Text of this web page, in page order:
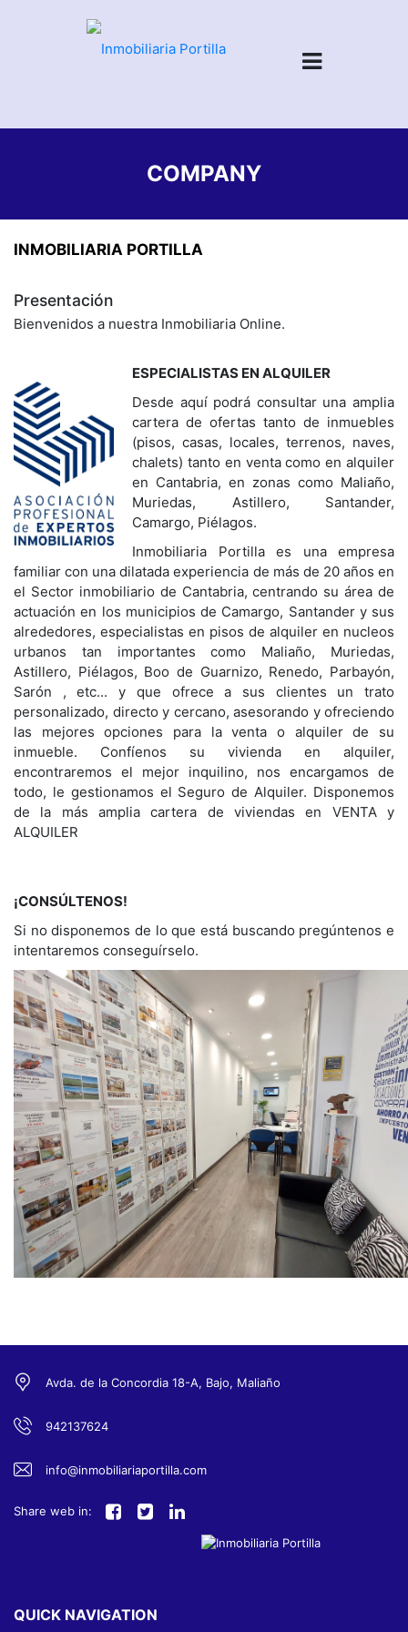
COMPANY
INMOBILIARIA PORTILLA
Presentación
Bienvenidos a nuestra Inmobiliaria Online.
ESPECIALISTAS EN ALQUILER
Desde aquí podrá consultar una amplia
cartera de ofertas tanto de inmuebles
(pisos, casas, locales, terrenos, naves,
chalets) tanto en venta como en alquiler
en Cantabria, en zonas como Maliaño,
Muriedas, Astillero, Santander,
Camargo, Piélagos.
Inmobiliaria Portilla es una empresa
familiar con una dilatada experiencia de más de 20 años en
el Sector inmobiliario de Cantabria, centrando su área de
actuación en los municipios de Camargo, Santander y sus
alrededores, especialistas en pisos de alquiler en nucleos
urbanos tan importantes como Maliaño, Muriedas,
Astillero, Piélagos, Boo de Guarnizo, Renedo, Parbayón,
Sarón , etc... y que ofrece a sus clientes un trato
personalizado, directo y cercano, asesorando y ofreciendo
las mejores opciones para la venta o alquiler de su
inmueble. Confíenos su vivienda en alquiler,
encontraremos el mejor inquilino, nos encargamos de
todo, le gestionamos el Seguro de Alquiler. Disponemos
de la más amplia cartera de viviendas en VENTA y
ALQUILER
¡CONSÚLTENOS!
Si no disponemos de lo que está buscando pregúntenos e
intentaremos conseguírselo.
Avda. de la Concordia 18-A, Bajo, Maliaño
942137624
info@inmobiliariaportilla.com
Share web in:
QUICK NAVIGATION